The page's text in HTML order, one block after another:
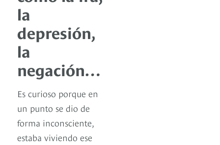
la
depresión,
la
negación…
Es curioso porque en
un punto se dio de
forma inconsciente,
estaba viviendo ese